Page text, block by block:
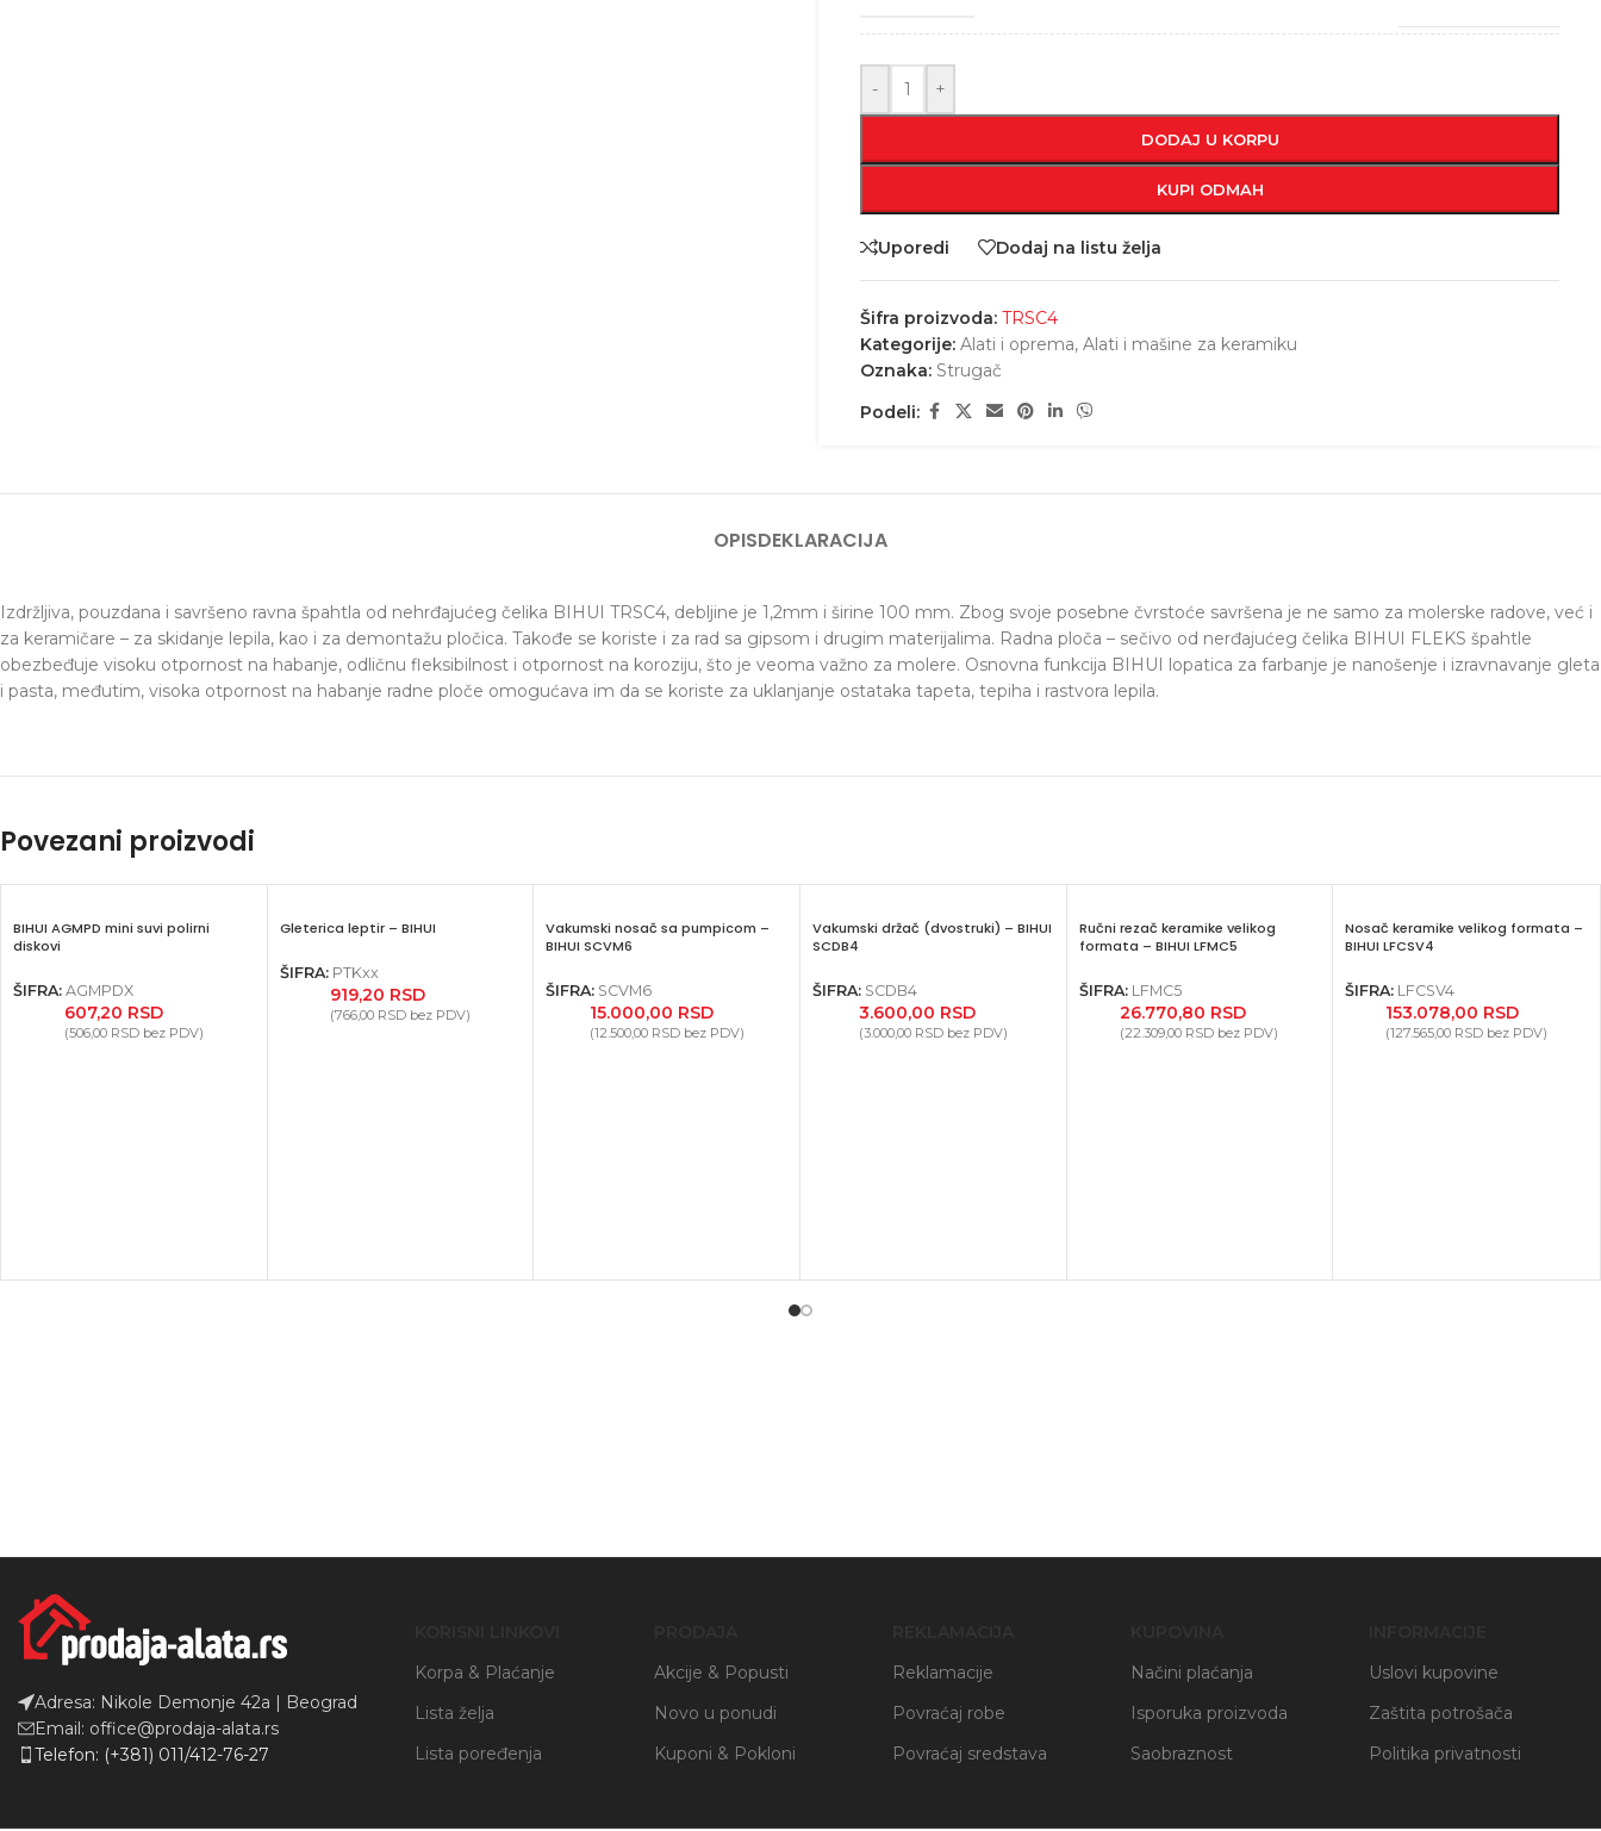
- +
DODAJ U KORPU
KUPI ODMAH
Uporedi Dodaj na listu želja
Šifra proizvoda: TRSC4
Kategorije: Alati i oprema, Alati i mašine za keramiku
Oznaka: Strugač
Podeli:
OPISDEKLARACIJA
Izdržljiva, pouzdana i savršeno ravna špahtla od nehrđajućeg čelika BIHUI TRSC4, debljine je 1,2mm i širine 100 mm. Zbog svoje posebne čvrstoće savršena je ne samo za molerske radove, već i
za keramičare – za skidanje lepila, kao i za demontažu pločica. Takođe se koriste i za rad sa gipsom i drugim materijalima. Radna ploča – sečivo od nerđajućeg čelika BIHUI FLEKS špahtle
obezbeđuje visoku otpornost na habanje, odličnu fleksibilnost i otpornost na koroziju, što je veoma važno za molere. Osnovna funkcija BIHUI lopatica za farbanje je nanošenje i izravnavanje gleta
i pasta, međutim, visoka otpornost na habanje radne ploče omogućava im da se koriste za uklanjanje ostataka tapeta, tepiha i rastvora lepila.
Povezani proizvodi
BIHUI AGMPD mini suvi polirni
diskovi
ŠIFRA: AGMPDX
607,20 RSD
(506,00 RSDbez PDV)
Gleterica leptir – BIHUI
ŠIFRA: PTKxx
919,20 RSD
(766,00 RSDbez PDV)
Vakumski nosač sa pumpicom –
BIHUI SCVM6
ŠIFRA: SCVM6
15.000,00 RSD
(12.500,00 RSDbez PDV)
Vakumski držač (dvostruki) – BIHUI
SCDB4
ŠIFRA: SCDB4
3.600,00 RSD
(3.000,00 RSDbez PDV)
Ručni rezač keramike velikog
formata – BIHUI LFMC5
ŠIFRA: LFMC5
26.770,80 RSD
(22.309,00 RSD bez PDV)
Nosač keramike velikog formata –
BIHUI LFCSV4
ŠIFRA: LFCSV4
153.078,00 RSD
(127.565,00 RSDbez PDV)
Adresa: Nikole Demonje 42a | Beograd
Email: office@prodaja-alata.rs
Telefon: (+381) 011/412-76-27
Korpa & Plaćanje
Lista želja
Lista poređenja
Akcije & Popusti
Novo u ponudi
Kuponi & Pokloni
Reklamacije
Povraćaj robe
Povraćaj sredstava
Načini plaćanja
Isporuka proizvoda
Saobraznost
Uslovi kupovine
Zaštita potrošača
Politika privatnosti